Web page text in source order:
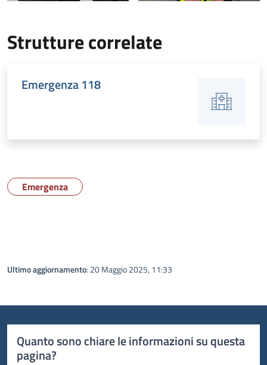
Strutture correlate
Emergenza 118
Emergenza
Ultimo aggiornamento: 20 Maggio 2025, 11:33
Quanto sono chiare le informazioni su questa
pagina?